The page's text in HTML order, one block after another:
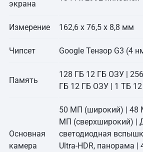
экрана
Измерение 162,6 х 76,5 х 8,8 мм
Чипсет Google Тензор G3 (4
Память
128 ГБ 12 ГБ ОЗУ |
ГБ 12 ГБ ОЗУ | 1 ТБ
Основная
камера
50 МП (широкий) | 48
МП (сверхширокий) |
светодиодная
Ultra-HDR, панорама |